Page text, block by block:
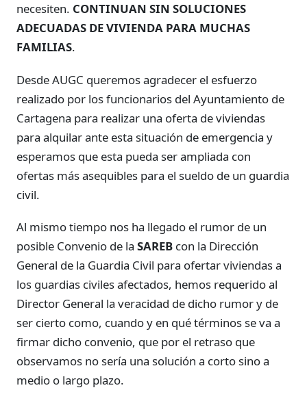
necesiten. CONTINUAN SIN SOLUCIONES
ADECUADAS DE VIVIENDA PARA MUCHAS
FAMILIAS.
Desde AUGC queremos agradecer el esfuerzo
realizado por los funcionarios del Ayuntamiento de
Cartagena para realizar una oferta de viviendas
para alquilar ante esta situación de emergencia y
esperamos que esta pueda ser ampliada con
ofertas más asequibles para el sueldo de un guardia
civil.
Al mismo tiempo nos ha llegado el rumor de un
posible Convenio de la SAREB con la Dirección
General de la Guardia Civil para ofertar viviendas a
los guardias civiles afectados, hemos requerido al
Director General la veracidad de dicho rumor y de
ser cierto como, cuando y en qué términos se va a
firmar dicho convenio, que por el retraso que
observamos no sería una solución a corto sino a
medio o largo plazo.